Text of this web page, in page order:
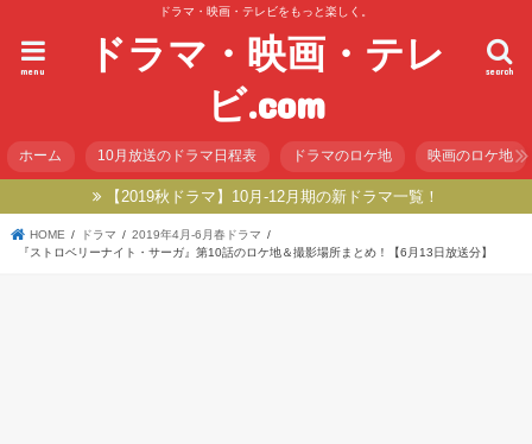
ドラマ・映画・テレビをもっと楽しく。
ドラマ・映画・テレ
ビ.com
search
menu
ホーム 10月放送のドラマ日程表 ドラマのロケ地 映画のロケ地
【2019秋ドラマ】10月-12月期の新ドラマ一覧！
HOME ドラマ
2019年4月-6月春ドラマ
『ストロベリーナイト・サーガ』第10話のロケ地＆撮影場所まとめ！【6月13日放送分】